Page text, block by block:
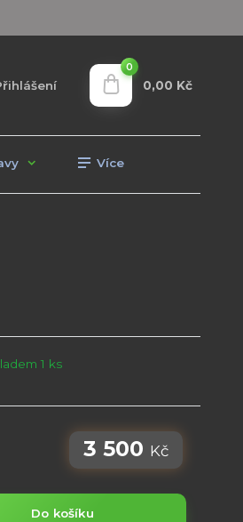
0
0,00 Kč
Více
1 ks
3 500 Kč
Do košíku